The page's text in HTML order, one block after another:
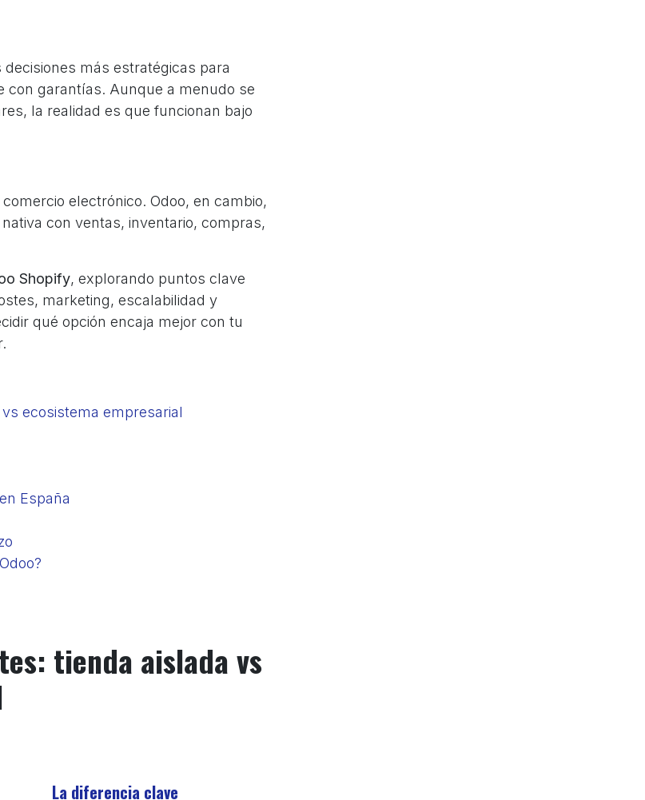
más estratégicas para
con garantías. Aunque a menudo se
la realidad es que funcionan bajo
electrónico. Odoo, en cambio,
con ventas, inventario, compras,
Shopify, explorando puntos clave
marketing, escalabilidad y
qué opción encaja mejor con tu
ecosistema empresarial
España
tienda aislada vs
La diferencia clave